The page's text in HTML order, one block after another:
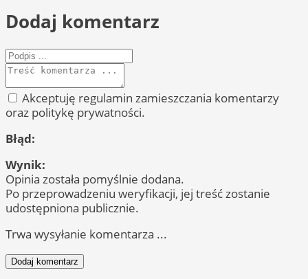
Dodaj komentarz
Akceptuję regulamin zamieszczania komentarzy
oraz politykę prywatności.
Błąd:
Wynik:
Opinia została pomyślnie dodana.
Po przeprowadzeniu weryfikacji, jej treść zostanie
udostępniona publicznie.
Trwa wysyłanie komentarza ...
Dodaj komentarz